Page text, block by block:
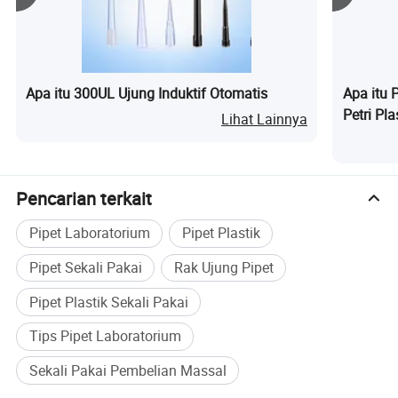
Contoh Pengiriman
Apa itu 300UL Ujung Induktif Otomatis
Lihat Lainnya
Apa itu
Petri
Pencarian terkait
Pipet Laboratorium
Pipet Plastik
Pipet Sekali Pakai
Rak Ujung Pipet
Pipet Plastik Sekali Pakai
Tips Pipet Laboratorium
Sekali Pakai Pembelian Massal